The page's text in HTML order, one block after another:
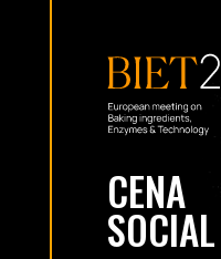
CENA
SOCIAL